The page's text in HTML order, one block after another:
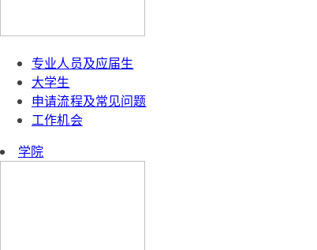
专业人员及应届生
大学生
申请流程及常见问题
工作机会
学院